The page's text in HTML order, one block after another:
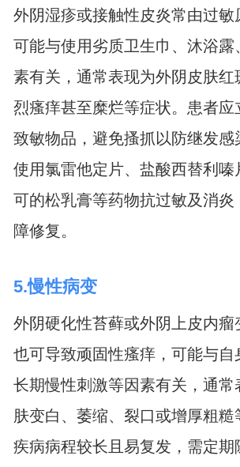
外阴湿疹或接触性皮炎常由过敏
可能与使用劣质卫生巾、沐浴露
素有关，通常表现为外阴皮肤红
烈瘙痒甚至糜烂等症状。患者应
致敏物品，避免搔抓以防继发感
使用氯雷他定片、盐酸西替利嗪
可的松乳膏等药物抗过敏及消炎
障修复。
5.慢性病变
外阴硬化性苔藓或外阴上皮内瘤
也可导致顽固性瘙痒，可能与自
长期慢性刺激等因素有关，通常
肤变白、萎缩、裂口或增厚粗糙
疾病病程较长且易复发，需定期